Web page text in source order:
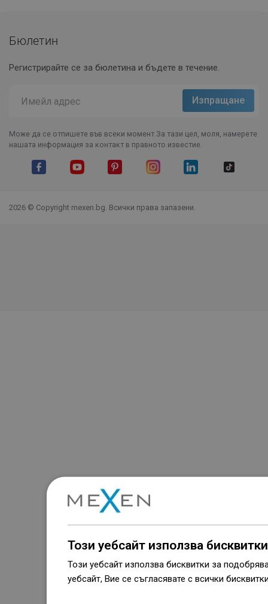
Бюлетин
Регистрирайте се за бюлетина и бъдете в течение.
Може да се отпишете във всеки момент.За тази цел, моля, намерете
нашата информация за контакт в правното известие.
2026 © Copyright mexen.bg. Всички права запазени.
Този уебсайт използва бисквитки
Този уебсайт използва бисквитки за
уебсайт, Вие се съгласявате с всички